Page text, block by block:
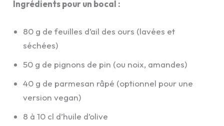
Ingrédients pour un bocal :
80 g de feuilles d’ail des ours (lavées et
séchées)
50 g de pignons de pin (ou noix, amandes)
40 g de parmesan râpé (optionnel pour une
version vegan)
8 à 10 cl d’huile d’olive